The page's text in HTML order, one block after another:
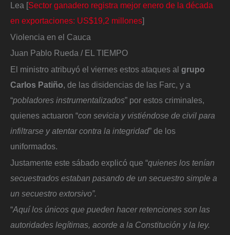
Lea [Sector ganadero registra mejor enero de la década
en exportaciones: US$19,2 millones]
Violencia en el Cauca
Juan Pablo Rueda / EL TIEMPO
El ministro atribuyó el viernes estos ataques al grupo
Carlos Patiño, de las disidencias de las Farc, y a
“pobladores instrumentalizados” por estos criminales,
quienes actuaron “con sevicia y vistiéndose de civil para
infiltrarse y atentar contra la integridad” de los
uniformados.
Justamente este sábado explicó que “quienes los tenían
secuestrados estaban pasando de un secuestro simple a
un secuestro extorsivo”.
“Aquí los únicos que pueden hacer retenciones son las
autoridades legítimas, acorde a la Constitución y la ley.